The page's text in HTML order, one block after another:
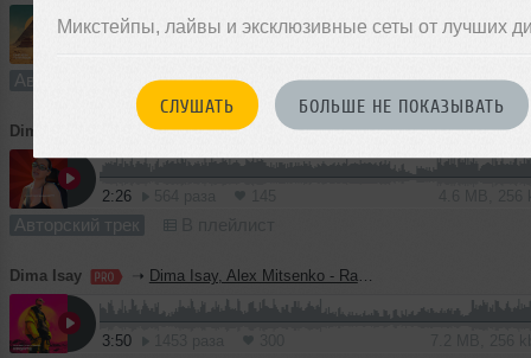
Микстейпы, лайвы и эксклюзивные сеты от лучших
СЛУШАТЬ БОЛЬШЕ НЕ ПОКАЗЫВАТЬ
Авторский трек В плейлист
Dima Isay ➝GRITONIC - Что не так с музыкой???
2:26
Авторский трек
Dima Isay ➝ Dima Isay, Alex Mitsenko - Ragate
3:50